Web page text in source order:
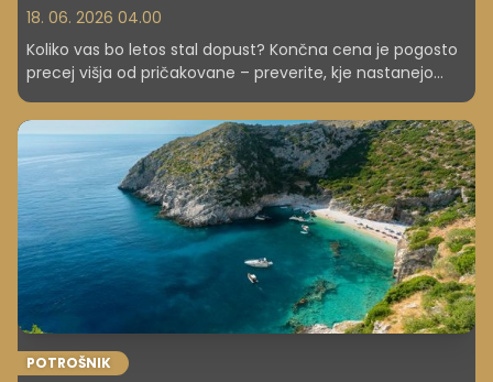
18. 06. 2026 04.00
Koliko vas bo letos stal dopust? Končna cena je pogosto
precej višja od pričakovane – preverite, kje nastanejo
največji stroški in kako jih lahko obvladate.
POTROŠNIK